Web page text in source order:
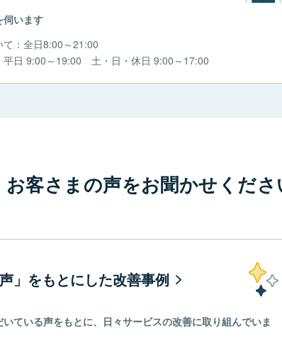
伺います
：全日8:00～21:00
平日 9:00～19:00 土・日・休日 9:00～17:00
お客さまの声をお聞かせくださ
」をもとにした改善事例
ている声をもとに、日々サービスの改善に取り組んでいま